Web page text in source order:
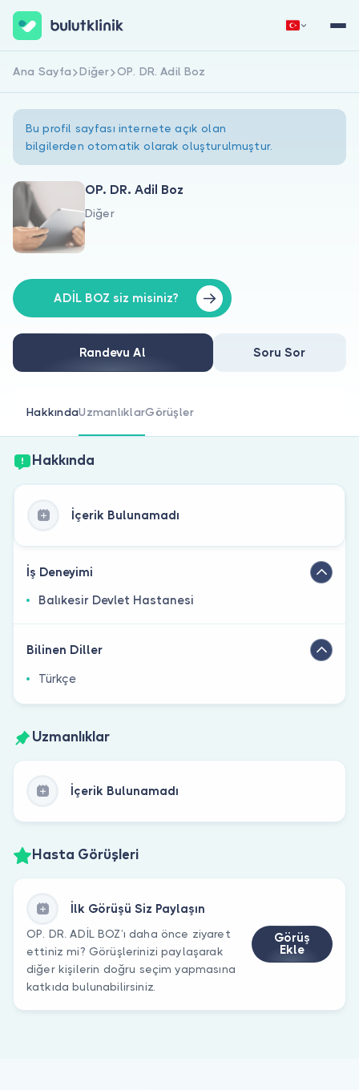
Hakkımızda
Doktorlar için
Doktor musunuz?
Hemen Kaydol
Ana Sayfa Diğer OP. DR. Adil Boz
Bu profil sayfası internete açık olan
bilgilerden otomatik olarak oluşturulmuştur.
OP. DR. Adil Boz
Diğer
ADİL BOZ siz misiniz?
Randevu Al Soru Sor
HakkındaUzmanlıklarGörüşler
Hakkında
İçerik Bulunamadı
İş Deneyimi
Balıkesir Devlet Hastanesi
Bilinen Diller
Türkçe
Uzmanlıklar
İçerik Bulunamadı
Hasta Görüşleri
İlk Görüşü Siz Paylaşın
OP. DR. ADİL BOZ’ı daha önce ziyaret
ettiniz mi? Görüşlerinizi paylaşarak
diğer kişilerin doğru seçim yapmasına
katkıda bulunabilirsiniz.
Görüş
Ekle